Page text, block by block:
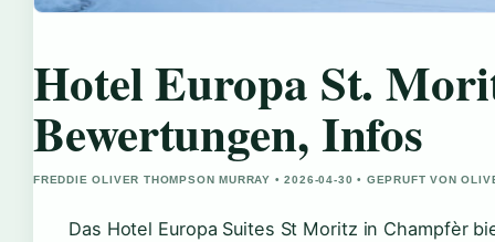
Hotel Europa St.
Bewertungen, Infos
FREDDIE OLIVER THOMPSON MURRAY • 2026-04-30 • GEPRUFT VON
Das Hotel Europa Suites St Moritz in Champfèr